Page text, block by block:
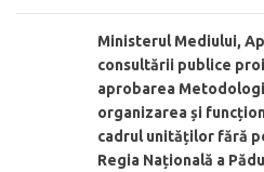
Ministerul Mediului,
consultării publice
aprobarea
organizarea și
cadrul unităților fără
Regia Națională a